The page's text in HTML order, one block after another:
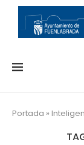
Portada »